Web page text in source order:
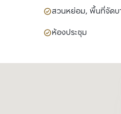
สวนหย่อม, พื้นที่จัดบ
ห้องประชุม